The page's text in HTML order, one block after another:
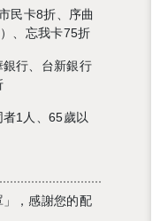
民卡8折、序曲
、忘我卡75折
銀行、台新銀行
者1人、65歲以
，感謝您的配